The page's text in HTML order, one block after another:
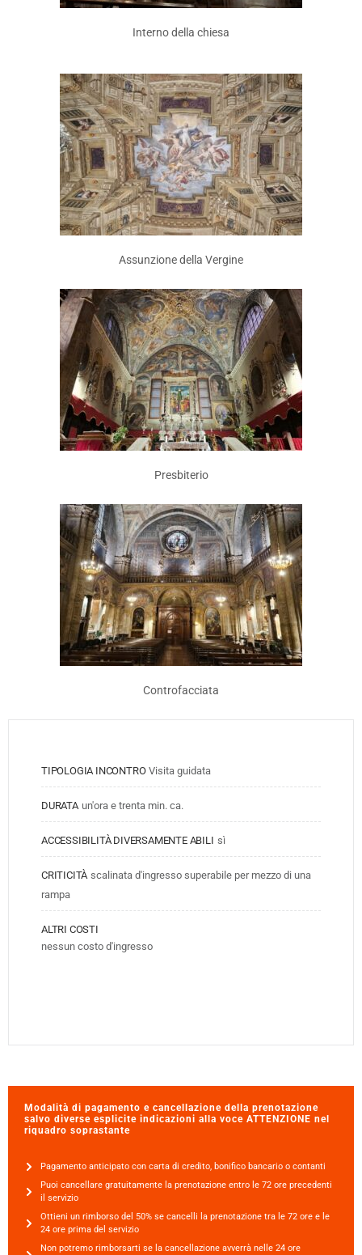
Interno della chiesa
Assunzione della Vergine
Presbiterio
Controfacciata
TIPOLOGIA INCONTRO Visita guidata
DURATA un'ora e trenta min. ca.
ACCESSIBILITÀ DIVERSAMENTE ABILI sì
CRITICITÀ scalinata d'ingresso superabile per mezzo di una
rampa
ALTRI COSTI
nessun costo d'ingresso
Modalità di pagamento e cancellazione della prenotazione
salvo diverse esplicite indicazioni alla voce ATTENZIONE nel
riquadro soprastante
Pagamento anticipato con carta di credito, bonifico bancario o contanti
Puoi cancellare gratuitamente la prenotazione entro le 72 ore precedenti
il servizio
Ottieni un rimborso del 50% se cancelli la prenotazione tra le 72 ore e le
24 ore prima del servizio
Non potremo rimborsarti se la cancellazione avverrà nelle 24 ore